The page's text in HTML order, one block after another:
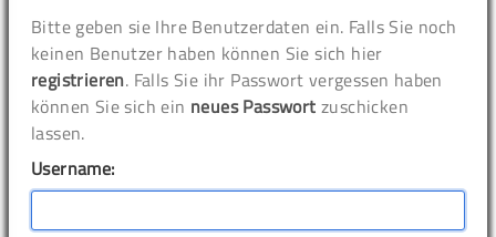
Bitte geben sie Ihre Benutzerdaten ein. Falls Sie noch
keinen Benutzer haben können Sie sich hier
registrieren. Falls Sie ihr Passwort vergessen haben
können Sie sich ein neues Passwort zuschicken
lassen.
Username: